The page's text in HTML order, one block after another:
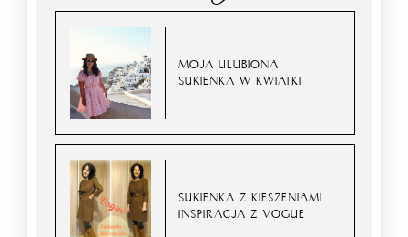
MOJA ULUBIONA
SUKIENKA W KWIATKI
SUKIENKA Z KIESZENIAMI
INSPIRACJA Z VOGUE